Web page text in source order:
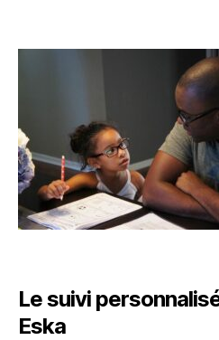
Le suivi
Eska